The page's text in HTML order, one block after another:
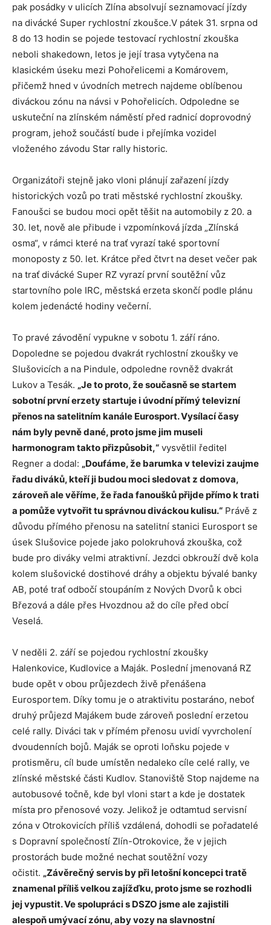
pak posádky v ulicích Zlína absolvují seznamovací jízdy
na divácké Super rychlostní zkoušce.V pátek 31. srpna od
8 do 13 hodin se pojede testovací rychlostní zkouška
neboli shakedown, letos je její trasa vytyčena na
klasickém úseku mezi Pohořelicemi a Komárovem,
přičemž hned v úvodních metrech najdeme oblíbenou
diváckou zónu na návsi v Pohořelicích. Odpoledne se
uskuteční na zlínském náměstí před radnicí doprovodný
program, jehož součástí bude i přejímka vozidel
vloženého závodu Star rally historic.
Organizátoři stejně jako vloni plánují zařazení jízdy
historických vozů po trati městské rychlostní zkoušky.
Fanoušci se budou moci opět těšit na automobily z 20. a
30. let, nově ale přibude i vzpomínková jízda „Zlínská
osma“, v rámci které na trať vyrazí také sportovní
monoposty z 50. let. Krátce před čtvrt na deset večer pak
na trať divácké Super RZ vyrazí první soutěžní vůz
startovního pole IRC, městská erzeta skončí podle plánu
kolem jedenácté hodiny večerní.
To pravé závodění vypukne v sobotu 1. září ráno.
Dopoledne se pojedou dvakrát rychlostní zkoušky ve
Slušovicích a na Pindule, odpoledne rovněž dvakrát
Lukov a Tesák. „Je to proto, že současně se startem
sobotní první erzety startuje i úvodní přímý televizní
přenos na satelitním kanále Eurosport. Vysílací časy
nám byly pevně dané, proto jsme jim museli
harmonogram takto přizpůsobit,“ vysvětlil ředitel
Regner a dodal: „Doufáme, že barumka v televizi zaujme
řadu diváků, kteří ji budou moci sledovat z domova,
zároveň ale věříme, že řada fanoušků přijde přímo k trati
a pomůže vytvořit tu správnou diváckou kulisu.“ Právě z
důvodu přímého přenosu na satelitní stanici Eurosport se
úsek Slušovice pojede jako polokruhová zkouška, což
bude pro diváky velmi atraktivní. Jezdci obkrouží dvě kola
kolem slušovické dostihové dráhy a objektu bývalé banky
AB, poté trať odbočí stoupáním z Nových Dvorů k obci
Březová a dále přes Hvozdnou až do cíle před obcí
Veselá.
V neděli 2. září se pojedou rychlostní zkoušky
Halenkovice, Kudlovice a Maják. Poslední jmenovaná RZ
bude opět v obou průjezdech živě přenášena
Eurosportem. Díky tomu je o atraktivitu postaráno, neboť
druhý průjezd Majákem bude zároveň poslední erzetou
celé rally. Diváci tak v přímém přenosu uvidí vyvrcholení
dvoudenních bojů. Maják se oproti loňsku pojede v
protisměru, cíl bude umístěn nedaleko cíle celé rally, ve
zlínské městské části Kudlov. Stanoviště Stop najdeme na
autobusové točně, kde byl vloni start a kde je dostatek
místa pro přenosové vozy. Jelikož je odtamtud servisní
zóna v Otrokovicích příliš vzdálená, dohodli se pořadatelé
s Dopravní společností Zlín-Otrokovice, že v jejich
prostorách bude možné nechat soutěžní vozy
očistit. „Závěrečný servis by při letošní koncepci tratě
znamenal příliš velkou zajížďku, proto jsme se rozhodli
jej vypustit. Ve spolupráci s DSZO jsme ale zajistili
alespoň umývací zónu, aby vozy na slavnostní